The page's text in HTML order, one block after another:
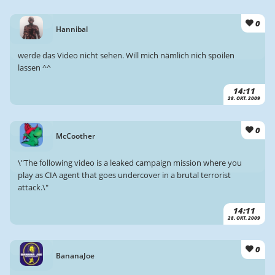
Hannibal
0
14:11
28. OKT. 2009
werde das Video nicht sehen. Will mich nämlich nich spoilen
lassen ^^
McCoother
0
14:11
28. OKT. 2009
\"The following video is a leaked campaign mission where you
play as CIA agent that goes undercover in a brutal terrorist
attack.\"
BananaJoe
0